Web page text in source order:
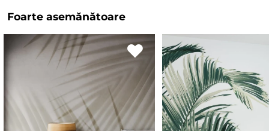
Foarte asemănătoare